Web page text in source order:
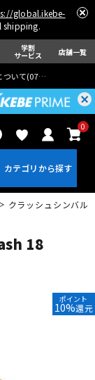
global.ikebe-
shipping.
学割
サービス 店舗一覧
ついて(07月29日
0
クラッシュシンバル
18
ポイント
10%還元